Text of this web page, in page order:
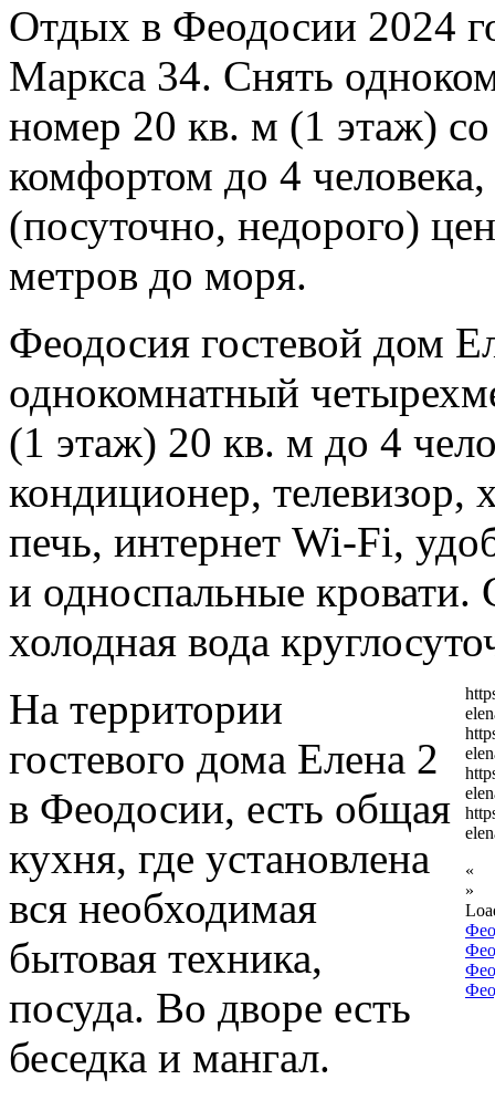
Отдых в Феодосии 2024
Маркса 34. Снять
номер 20 кв. м (1 этаж)
комфортом до 4
(посуточно, недорого)
метров до моря.
Феодосия гостевой дом
однокомнатный
(1 этаж) 20 кв. м до 4
кондиционер, телевизор,
печь, интернет Wi-Fi,
и односпальные кровати.
холодная вода
«
»
На территории
гостевого дома Елена 2
в Феодосии, есть общая
кухня, где установлена
вся необходимая
бытовая техника,
посуда. Во дворе есть
беседка и мангал.